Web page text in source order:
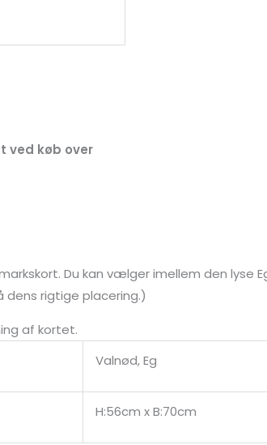
ved køb over
Du kan vælger imellem den lyse
dens rigtige placering.)
af kortet.
Valnød, Eg
H:56cm x B:70cm